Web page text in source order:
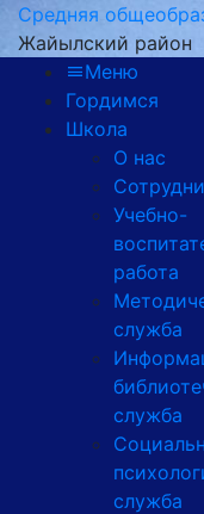
Средняя
Жайылский район
Меню
Гордимся
Школа
О нас
Учебно-
работа
служба
служба
служба